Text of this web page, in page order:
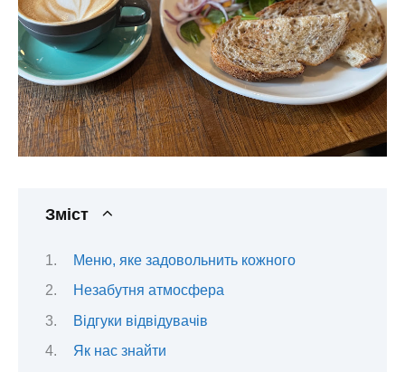
Зміст
Меню, яке задовольнить кожного
Незабутня атмосфера
Відгуки відвідувачів
Як нас знайти